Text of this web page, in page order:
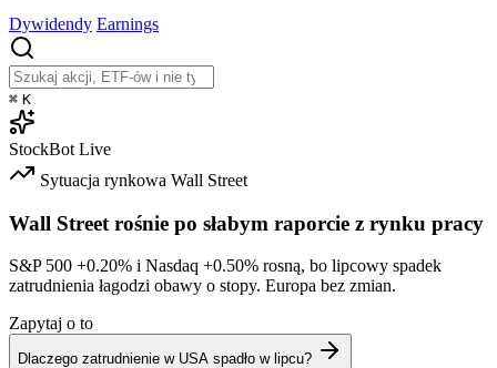
Dywidendy Earnings
⌘ K
StockBot Live
Sytuacja rynkowa Wall Street
Wall Street rośnie po słabym raporcie z rynku pracy
S&P 500 +0.20% i Nasdaq +0.50% rosną, bo lipcowy spadek
zatrudnienia łagodzi obawy o stopy. Europa bez zmian.
Zapytaj o to
Dlaczego zatrudnienie w USA spadło w lipcu?